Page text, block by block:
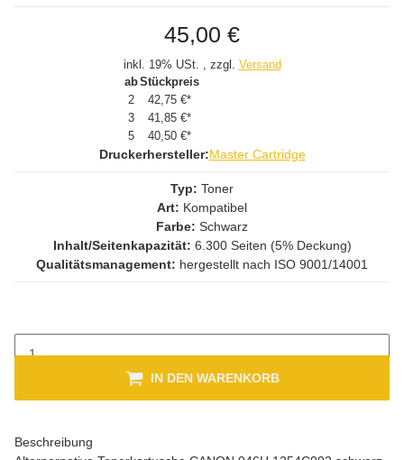
45,00 €
inkl. 19% USt. , zzgl. Versand
abStückpreis
2
42,75 €*
3
41,85 €*
5
40,50 €*
Druckerhersteller:Master Cartridge
Typ: Toner
Art: Kompatibel
Farbe: Schwarz
Inhalt/Seitenkapazität: 6.300 Seiten (5% Deckung)
Qualitätsmanagement: hergestellt nach ISO 9001/14001
IN DEN WARENKORB
Beschreibung